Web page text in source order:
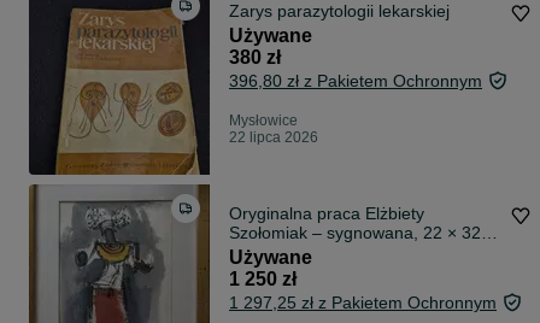
Zarys parazytologii lekarskiej
Używane
380 zł
396,80 zł z Pakietem Ochronnym
Mysłowice
22 lipca 2026
Oryginalna praca Elżbiety
Szołomiak – sygnowana, 22 × 32
cm
Używane
1 250 zł
1 297,25 zł z Pakietem Ochronnym